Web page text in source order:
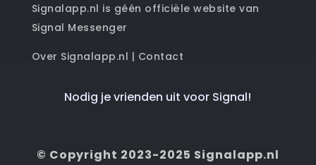
Signalapp.nl is géén officiële website van
Signal Messenger
Over Signalapp.nl | Contact
Nodig je vrienden uit voor Signal!
© Copyright 2023-2025 Signalapp.nl